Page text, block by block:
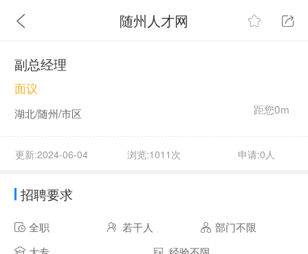
随州人才网
副总经理
距您0m
面议
湖北/随州/市区
更新:2024-06-04 浏览:1011次 申请:0人
招聘要求
全职 若干人
部门不限